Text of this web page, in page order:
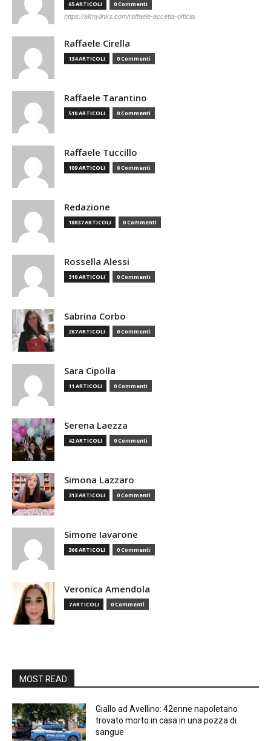
65 ARTICOLI 0 Commenti
https://allmylinks.com/raffaele-accetta-official
Raffaele Cirella
134 ARTICOLI 0 Commenti
Raffaele Tarantino
510 ARTICOLI 0 Commenti
Raffaele Tuccillo
109 ARTICOLI 0 Commenti
Redazione
18837 ARTICOLI 0 Commenti
Rossella Alessi
310 ARTICOLI 0 Commenti
Sabrina Corbo
267 ARTICOLI 0 Commenti
Sara Cipolla
11 ARTICOLI 0 Commenti
Serena Laezza
42 ARTICOLI 0 Commenti
Simona Lazzaro
313 ARTICOLI 0 Commenti
Simone Iavarone
366 ARTICOLI 0 Commenti
Veronica Amendola
7 ARTICOLI 0 Commenti
MOST READ
Giallo ad Avellino: 42enne napoletano
trovato morto in casa in una pozza di
sangue